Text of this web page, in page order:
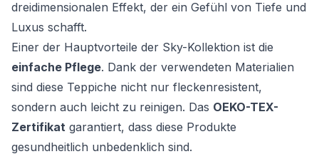
dreidimensionalen Effekt, der ein Gefühl von Tiefe und
Luxus schafft.
Einer der Hauptvorteile der Sky-Kollektion ist die
einfache Pflege. Dank der verwendeten Materialien
sind diese Teppiche nicht nur fleckenresistent,
sondern auch leicht zu reinigen. Das OEKO-TEX-
Zertifikat garantiert, dass diese Produkte
gesundheitlich unbedenklich sind.